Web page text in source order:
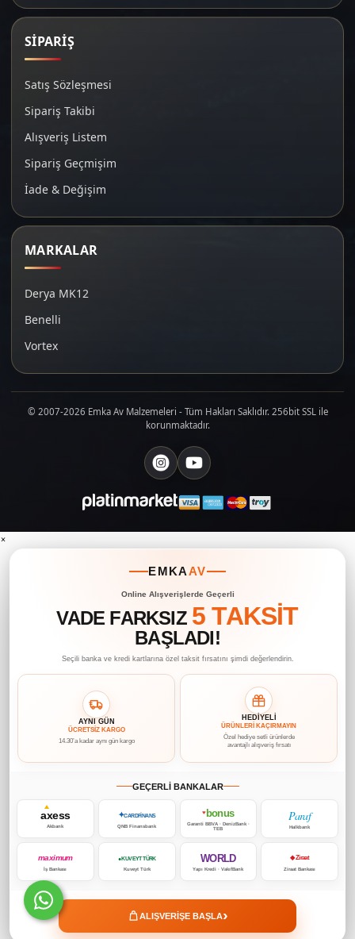
SİPARİŞ
Satış Sözleşmesi
Sipariş Takibi
Alışveriş Listem
Sipariş Geçmişim
İade & Değişim
MARKALAR
Derya MK12
Benelli
Vortex
© 2007-2026 Emka Av Malzemeleri - Tüm Hakları Saklıdır. 256bit SSL ile
korunmaktadır.
×
EMKAAV
Online Alışverişlerde Geçerli
VADE FARKSIZ 5 TAKSİT
BAŞLADI!
Seçili banka ve kredi kartlarına özel taksit fırsatını şimdi değerlendirin.
AYNI GÜN
ÜCRETSİZ KARGO
14.30’a kadar aynı gün kargo
HEDİYELİ
ÜRÜNLERİ KAÇIRMAYIN
Özel hediye setli ürünlerde
avantajlı alışveriş fırsatı
GEÇERLİ BANKALAR
axess
Akbank
✦CARDFİNANS
QNB Finansbank
♥bonus
Garanti BBVA · DenizBank ·
TEB
Paraf
Halkbank
maximum
İş Bankası
● KUVEYT TÜRK
Kuveyt Türk
WORLD
Yapı Kredi · VakıfBank
◆ Ziraat
Ziraat Bankası
ALIŞVERİŞE BAŞLA›